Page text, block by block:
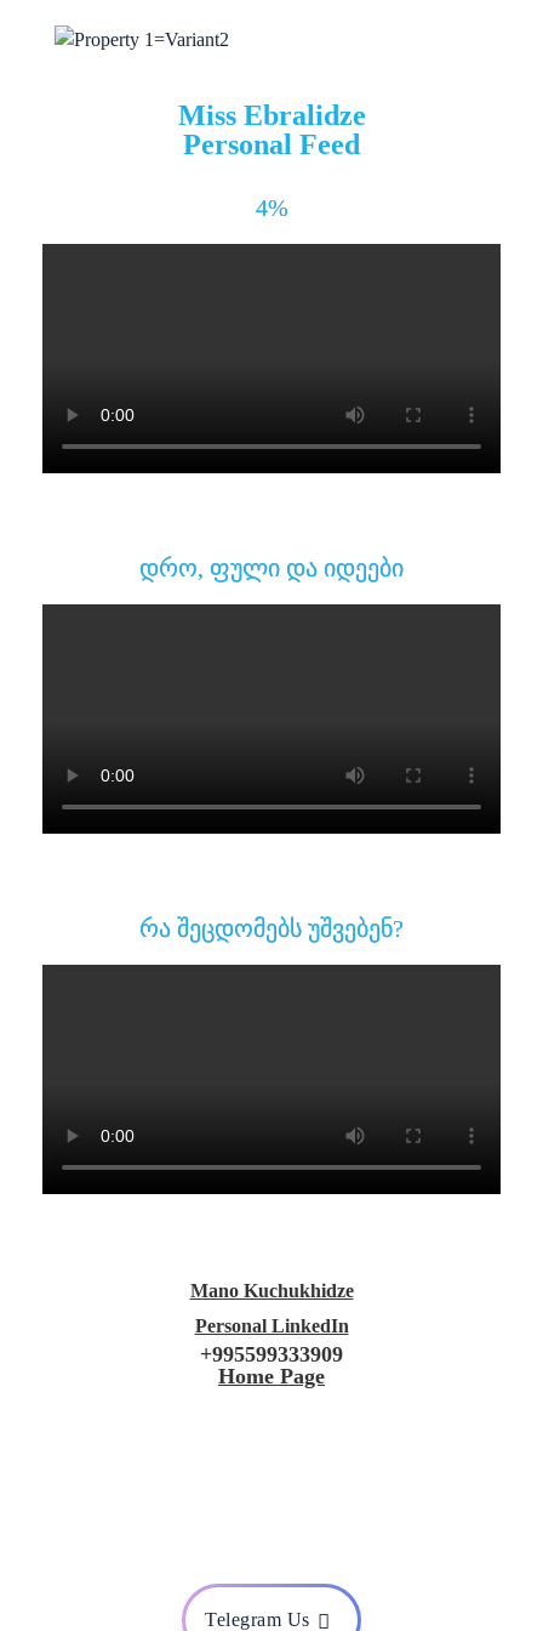
Miss Ebralidze
Personal Feed
4%
დრო, ფული და იდეები
რა შეცდომებს უშვებენ?
Mano Kuchukhidze
Personal LinkedIn
+995599333909
Home Page
Telegram Us